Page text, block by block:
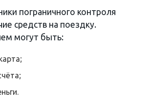
пограничного контроля
средств на поездку.
могут быть: